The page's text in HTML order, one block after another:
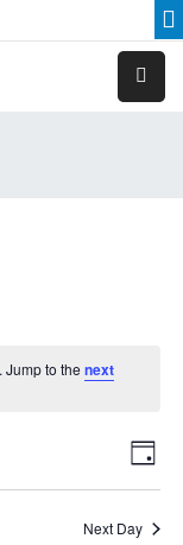
to the next
Day
Next Day